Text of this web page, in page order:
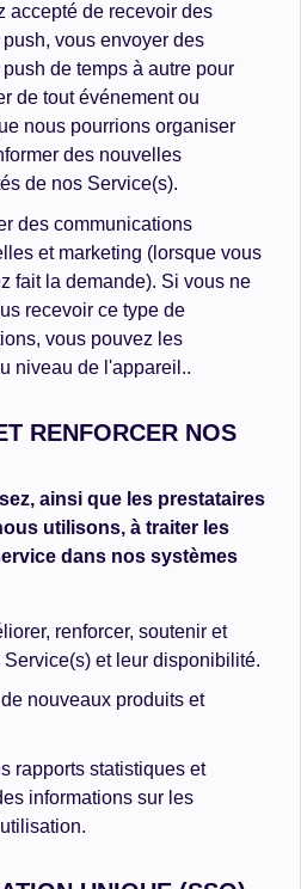
accepté de recevoir des
vous envoyer des
de temps à autre pour
de tout événement ou
nous pourrions organiser
des nouvelles
de nos Service(s).
des communications
et marketing (lorsque vous
fait la demande). Si vous ne
recevoir ce type de
vous pouvez les
niveau de l'appareil..
RENFORCER NOS
ainsi que les prestataires
utilisons, à traiter les
dans nos systèmes
renforcer, soutenir et
et leur disponibilité.
nouveaux produits et
rapports statistiques et
informations sur les